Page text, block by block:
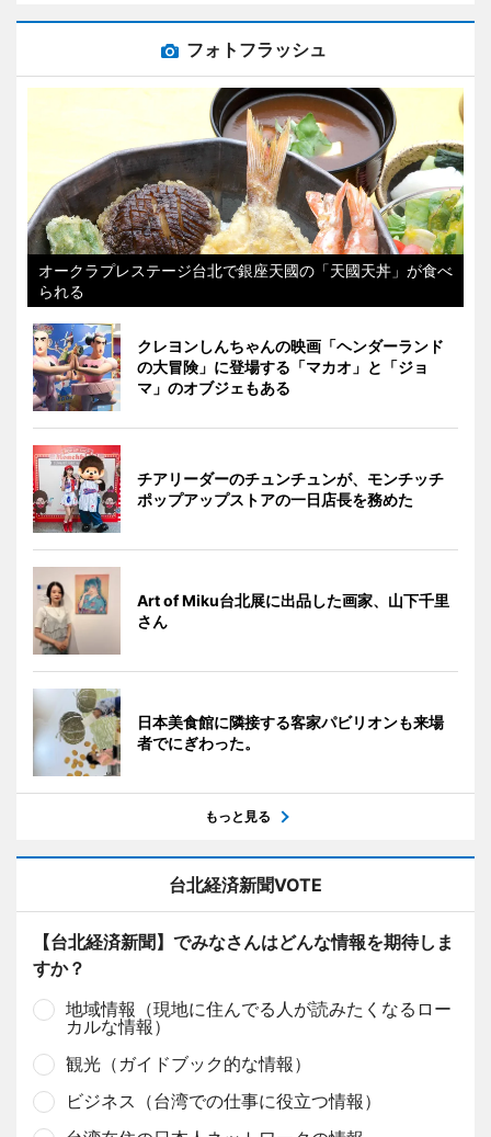
フォトフラッシュ
オークラプレステージ台北で銀座天國の「天國天丼」が食べ
られる
クレヨンしんちゃんの映画「ヘンダーランド
の大冒険」に登場する「マカオ」と「ジョ
マ」のオブジェもある
チアリーダーのチュンチュンが、モンチッチ
ポップアップストアの一日店長を務めた
Art of Miku台北展に出品した画家、山下千里
さん
日本美食館に隣接する客家パビリオンも来場
者でにぎわった。
もっと見る
台北経済新聞VOTE
【台北経済新聞】でみなさんはどんな情報を期待しま
すか？
地域情報（現地に住んでる人が読みたくなるロー
カルな情報）
観光（ガイドブック的な情報）
ビジネス（台湾での仕事に役立つ情報）